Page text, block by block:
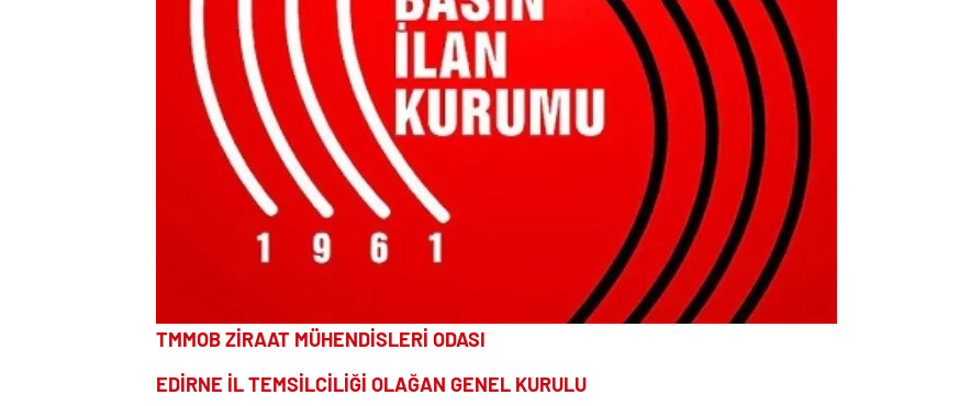
TMMOB ZİRAAT MÜHENDİSLERİ ODASI
EDİRNE İL TEMSİLCİLİĞİ OLAĞAN GENEL KURULU